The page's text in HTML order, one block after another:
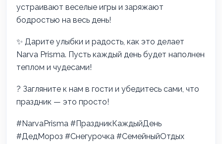
устраивают веселые игры и заряжают
бодростью на весь день!
✨ Дарите улыбки и радость, как это делает
Narva Prisma. Пусть каждый день будет наполнен
теплом и чудесами!
? Загляните к нам в гости и убедитесь сами, что
праздник — это просто!
#NarvaPrisma #ПраздникКаждыйДень
#ДедМороз #Снегурочка #СемейныйОтдых